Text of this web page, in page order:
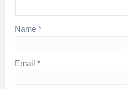
Name*
Email*